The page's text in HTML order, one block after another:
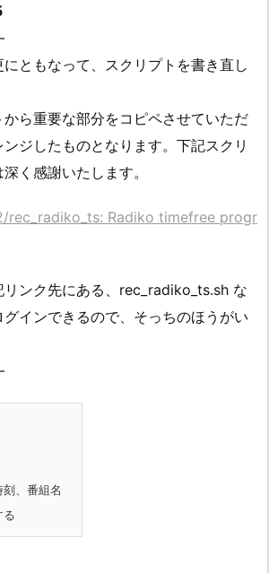
ともなって、スクリプトを書き直し
ら重要な部分をコピペさせていただ
ジしたものとなります。下記スクリ
く感謝いたします。
rec_radiko_ts: Radiko timefree progr
ンク先にある、rec_radiko_ts.sh な
インできるので、そっちのほうがい
、番組名